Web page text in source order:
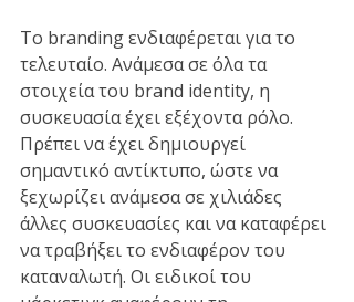
Το branding ενδιαφέρεται για το
τελευταίο. Ανάμεσα σε όλα τα
στοιχεία του brand identity, η
συσκευασία έχει εξέχοντα ρόλο.
Πρέπει να έχει δημιουργεί
σημαντικό αντίκτυπο, ώστε να
ξεχωρίζει ανάμεσα σε χιλιάδες
άλλες συσκευασίες και να καταφέρει
να τραβήξει το ενδιαφέρον του
καταναλωτή. Οι ειδικοί του